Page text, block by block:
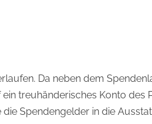
Da neben dem
treuhänderisches Konto des
Spendengelder in die